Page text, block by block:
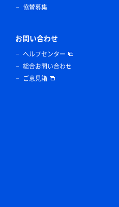
協賛募集
お問い合わせ
ヘルプセンター
総合お問い合わせ
ご意見箱